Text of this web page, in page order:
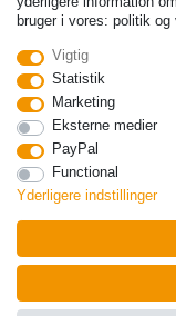
VAT Basic prices see
Withdraw from
bruger i vores: politik og
Vigtig
Statistik
Marketing
Eksterne medier
PayPal
Functional
Yderligere indstillinger